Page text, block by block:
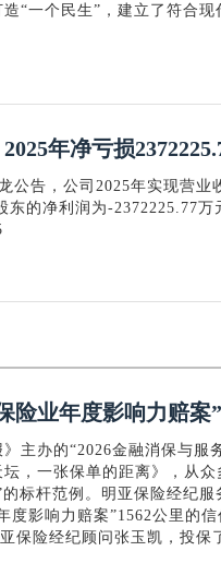
“一个民生”，建立了符合
年净亏损
公告，公司2025年实现营业
东的净利润为-2372225.77
险业年度影响力赔案”
主办的“2026金融消保与服
，一张保单的距离》，从
标杆范例。明亚保险经纪
度影响力赔案”1562公里的
保险经纪顾问张玉凯，投保